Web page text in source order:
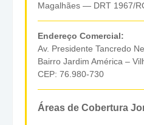
Magalhães — DRT 1967/
Endereço Comercial:
Av. Presidente Tancredo
Bairro Jardim América –
CEP: 76.980-730
Áreas de Cobertura